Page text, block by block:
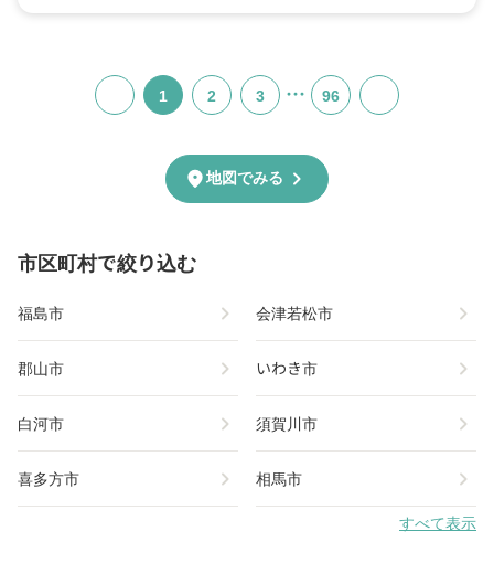
1 2 3 … 96
location_on地図でみる chevron_right
市区町村で絞り込む
福島市 chevron_right 会津若松市 chevron_right
郡山市 chevron_right いわき市 chevron_right
白河市 chevron_right 須賀川市 chevron_right
喜多方市 chevron_right 相馬市 chevron_right
すべて表示